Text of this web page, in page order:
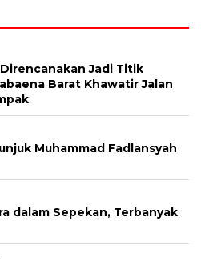
Jadi Titik
Barat Khawatir Jalan
Muhammad Fadlansyah
dalam Sepekan, Terbanyak